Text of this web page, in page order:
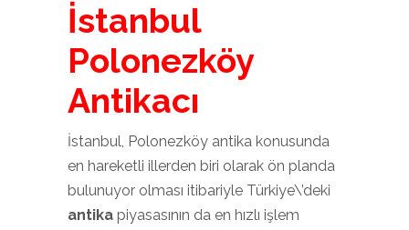
İstanbul
Polonezköy
Antikacı
İstanbul, Polonezköy antika konusunda
en hareketli illerden biri olarak ön planda
bulunuyor olması itibariyle Türkiye\’deki
antika piyasasının da en hızlı işlem